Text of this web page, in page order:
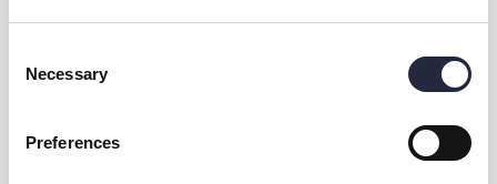
Selection
Necessary
Preferences